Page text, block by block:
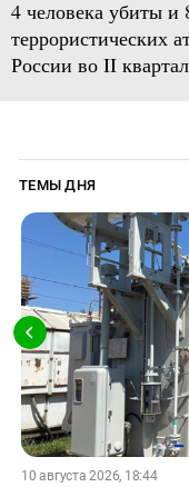
4 человека убиты
террористических
России во II
ТЕМЫ ДНЯ
10 августа 2026, 18:44